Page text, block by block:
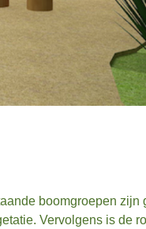
boomgroepen zijn
Vervolgens is de